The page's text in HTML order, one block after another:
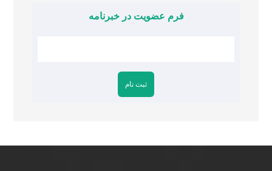
فرم عضویت در خبرنامه